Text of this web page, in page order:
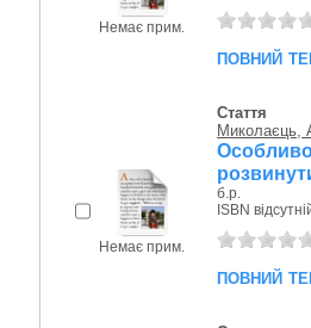
Немає прим.
повний
Немає прим.
Стаття
Миколаєць,
б.р.
ISBN
повний